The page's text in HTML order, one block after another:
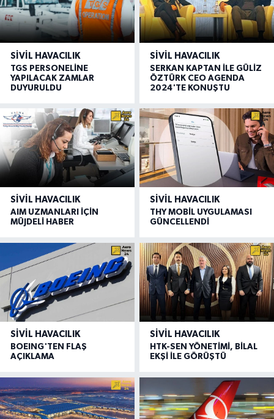
SIVIL HAVACILIK
TGS PERSONELİNE
YAPILACAK ZAMLAR
DUYURULDU
SIVIL HAVACILIK
SERKAN KAPTAN İLE GÜLİZ
ÖZTÜRK CEO AGENDA
2024'TE KONUŞTU
SIVIL HAVACILIK
AIM UZMANLARI İÇİN
MÜJDELİ HABER
SIVIL HAVACILIK
THY MOBİL UYGULAMASI
GÜNCELLENDİ
SIVIL HAVACILIK
BOEING'TEN FLAŞ
AÇIKLAMA
SIVIL HAVACILIK
HTK-SEN YÖNETİMİ, BİLAL
EKŞİ İLE GÖRÜŞTÜ